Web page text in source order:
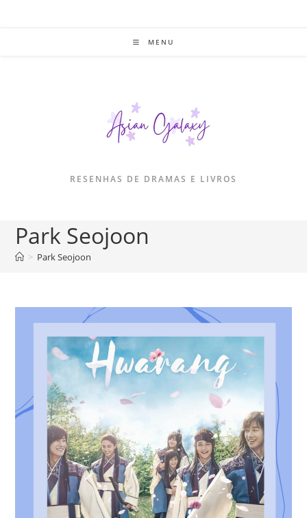
MENU
RESENHAS DE DRAMAS E LIVROS
Park Seojoon
> Park Seojoon